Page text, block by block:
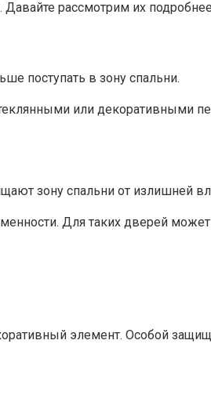
рассмотрим их
поступать в зону спальни.
или декоративными
зону спальни от излишней
Для таких дверей
элемент. Особой